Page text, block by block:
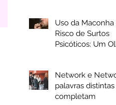
Uso da Maconha
Risco de Surtos
Psicóticos: Um
Network e
palavras distintas
completam